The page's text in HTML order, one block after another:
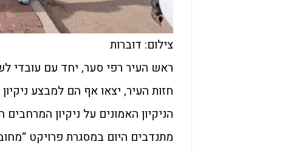
צילום: דוברות
ראש העיר רפי סער, יחד עם עובדי
חזות העיר, יצאו אף הם למבצע ניקיון
הניקיון האמונים על ניקיון
מתנדבים היום במסגרת פרויקט